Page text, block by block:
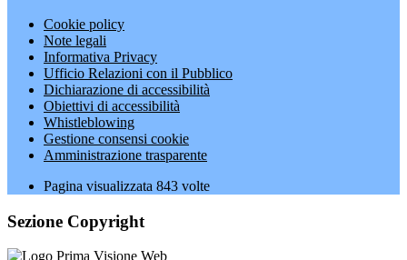
Cookie policy
Note legali
Informativa Privacy
Ufficio Relazioni con il Pubblico
Dichiarazione di accessibilità
Obiettivi di accessibilità
Whistleblowing
Gestione consensi cookie
Amministrazione trasparente
Pagina visualizzata 843 volte
Sezione Copyright